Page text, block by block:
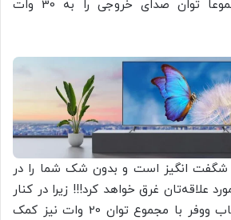
وات می‌باشد که مجموعا توان صدای خروجی را به 30 وات
شگفت انگیز است و بدون شک شما را در
علاقه‌تان غرق خواهد کرد!!! زیرا در کنار
این‌ها، از چهار عدد ساب ووفر با مجموع توان 20 وات نیز کمک